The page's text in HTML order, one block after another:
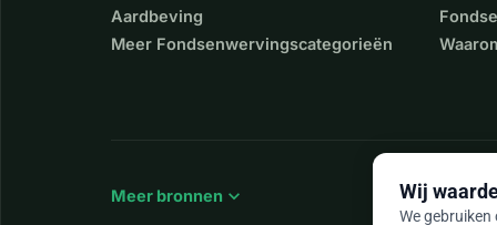
Aardbeving
Meer Fondsenwervingscategorieën
Meer bronnen expand_more Wij
We